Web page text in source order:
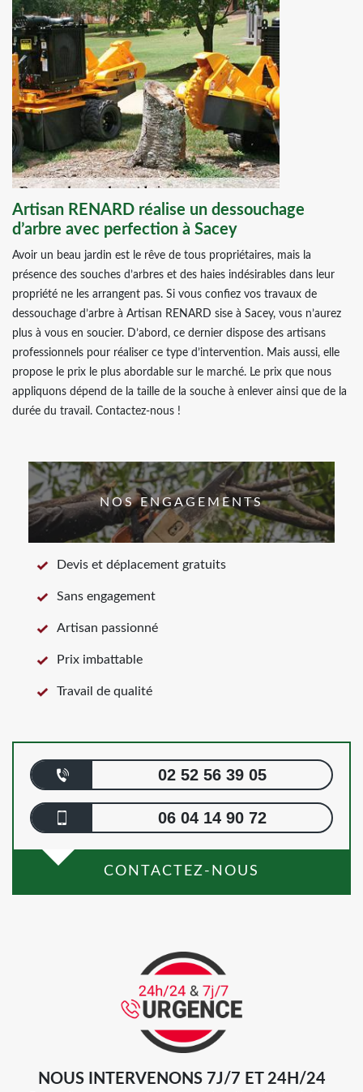
Artisan RENARD réalise un dessouchage
d’arbre avec perfection à Sacey
Avoir un beau jardin est le rêve de tous propriétaires, mais la
présence des souches d’arbres et des haies indésirables dans leur
propriété ne les arrangent pas. Si vous confiez vos travaux de
dessouchage d’arbre à Artisan RENARD sise à Sacey, vous n’aurez
plus à vous en soucier. D’abord, ce dernier dispose des artisans
professionnels pour réaliser ce type d’intervention. Mais aussi, elle
propose le prix le plus abordable sur le marché. Le prix que nous
appliquons dépend de la taille de la souche à enlever ainsi que de la
durée du travail. Contactez-nous !
NOS ENGAGEMENTS
Devis et déplacement gratuits
Sans engagement
Artisan passionné
Prix imbattable
Travail de qualité
02 52 56 39 05
06 04 14 90 72
CONTACTEZ-NOUS
NOUS INTERVENONS 7J/7 ET 24H/24